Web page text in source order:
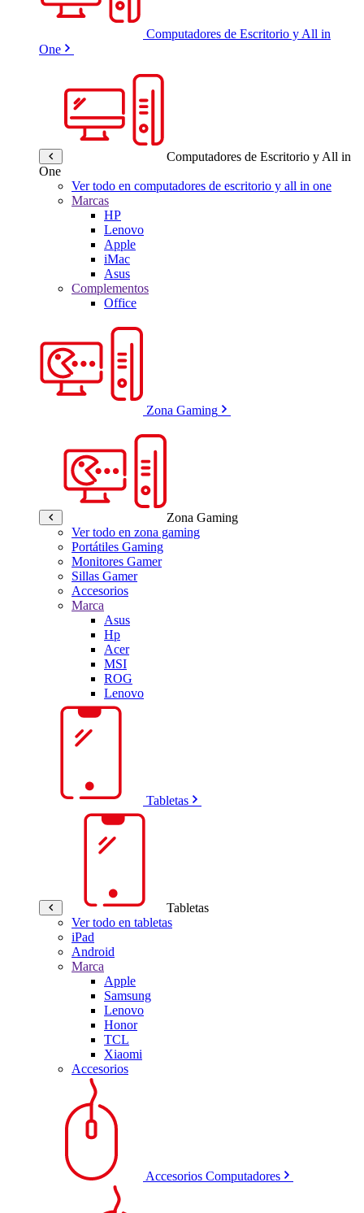
Computadores de Escritorio y All in
One
Computadores de Escritorio y All in
One
Ver todo en computadores de escritorio y all in one
Marcas
HP
Lenovo
Apple
iMac
Asus
Complementos
Office
Zona Gaming
Zona Gaming
Ver todo en zona gaming
Portátiles Gaming
Monitores Gamer
Sillas Gamer
Accesorios
Marca
Asus
Hp
Acer
MSI
ROG
Lenovo
Tabletas
Tabletas
Ver todo en tabletas
iPad
Android
Marca
Apple
Samsung
Lenovo
Honor
TCL
Xiaomi
Accesorios
Accesorios Computadores